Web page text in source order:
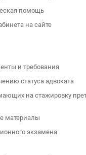
помощь
на сайте
и требования
статуса адвоката
на стажировку
материалы
экзамена